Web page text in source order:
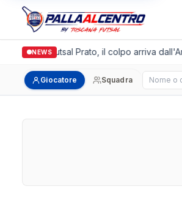
NEWS
Italgronda Futsal Prato, il colpo arriva
Giocatore Squadra Cerca